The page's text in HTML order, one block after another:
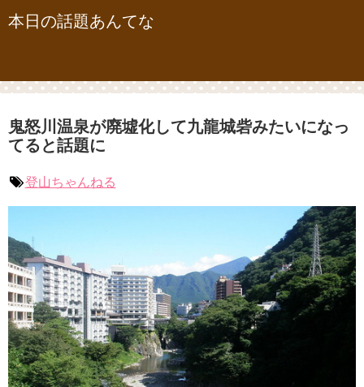
本日の話題あんてな
鬼怒川温泉が廃墟化して九龍城砦みたいになっ
てると話題に
登山ちゃんねる